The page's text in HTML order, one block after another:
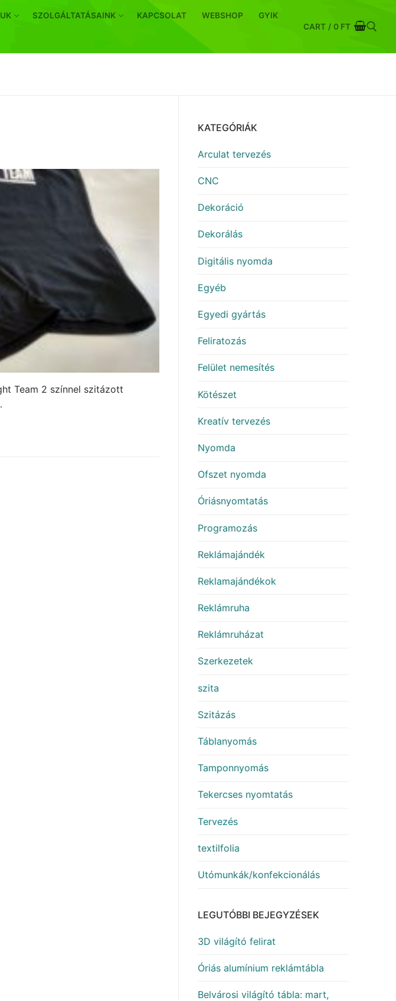
SZOLGÁLTATÁSAINK KAPCSOLAT WEBSHOP GYIK
CART / 0 FT
Team 2 színnel szitázott
KATEGÓRIÁK
Arculat tervezés
CNC
Dekoráció
Dekorálás
Digitális nyomda
Egyéb
Egyedi gyártás
Feliratozás
Felület nemesítés
Kötészet
Kreatív tervezés
Nyomda
Ofszet nyomda
Óriásnyomtatás
Programozás
Reklámajándék
Reklamajándékok
Reklámruha
Reklámruházat
Szerkezetek
szita
Szitázás
Táblanyomás
Tamponnyomás
Tekercses nyomtatás
Tervezés
textilfolia
Utómunkák/konfekcionálás
LEGUTÓBBI BEJEGYZÉSEK
3D világító felirat
Óriás alumínium reklámtábla
Belvárosi világító tábla: mart,